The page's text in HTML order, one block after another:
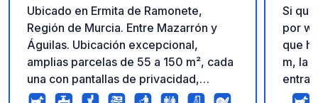
Ubicado en Ermita de Ramonete,
Región de Murcia. Entre Mazarrón y
Águilas. Ubicación excepcional,
amplias parcelas de 55 a 150 m², cada
una con pantallas de privacidad,
electricidad, agua potable y desagüe
Si
por
que
m, la
entrar
malos